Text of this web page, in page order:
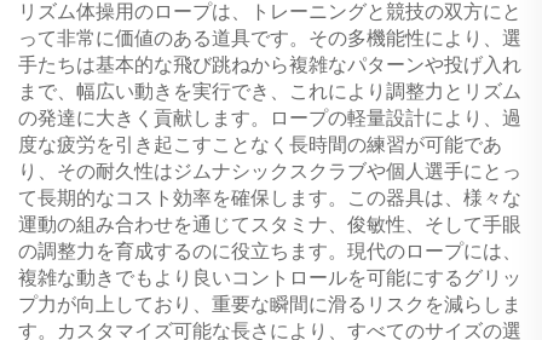
リズム体操用のロープは、トレーニングと競技の双方にと
って非常に価値のある道具です。その多機能性により、選
手たちは基本的な飛び跳ねから複雑なパターンや投げ入れ
まで、幅広い動きを実行でき、これにより調整力とリズム
の発達に大きく貢献します。ロープの軽量設計により、過
度な疲労を引き起こすことなく長時間の練習が可能であ
り、その耐久性はジムナシックスクラブや個人選手にとっ
て長期的なコスト効率を確保します。この器具は、様々な
運動の組み合わせを通じてスタミナ、俊敏性、そして手眼
の調整力を育成するのに役立ちます。現代のロープには、
複雑な動きでもより良いコントロールを可能にするグリッ
プ力が向上しており、重要な瞬間に滑るリスクを減らしま
す。カスタマイズ可能な長さにより、すべてのサイズの選